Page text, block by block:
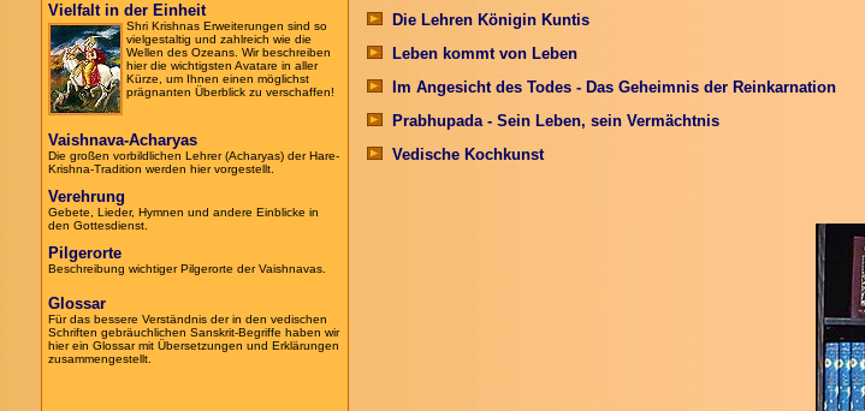
Vielfalt in der Einheit
Shri Krishnas Erweiterungen sind so
vielgestaltig und zahlreich wie die
Wellen des Ozeans. Wir beschreiben
hier die wichtigsten Avatare in aller
Kürze, um Ihnen einen möglichst
prägnanten Überblick zu verschaffen!
Vaishnava-Acharyas
Die großen vorbildlichen Lehrer (Acharyas) der Hare-
Krishna-Tradition werden hier vorgestellt.
Verehrung
Gebete, Lieder, Hymnen und andere Einblicke in
den Gottesdienst.
Pilgerorte
Beschreibung wichtiger Pilgerorte der Vaishnavas.
Glossar
Für das bessere Verständnis der in den vedischen
Schriften gebräuchlichen Sanskrit-Begriffe haben wir
hier ein Glossar mit Übersetzungen und Erklärungen
zusammengestellt.
Die Lehren Königin Kuntis
Leben kommt von Leben
Im Angesicht des Todes - Das Geheimnis der Reinkarnation
Prabhupada - Sein Leben, sein Vermächtnis
Vedische Kochkunst